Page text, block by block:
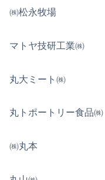
㈱松永牧場
マトヤ技研工業㈱
丸大ミート㈱
丸トポートリー食品㈱
㈱丸本